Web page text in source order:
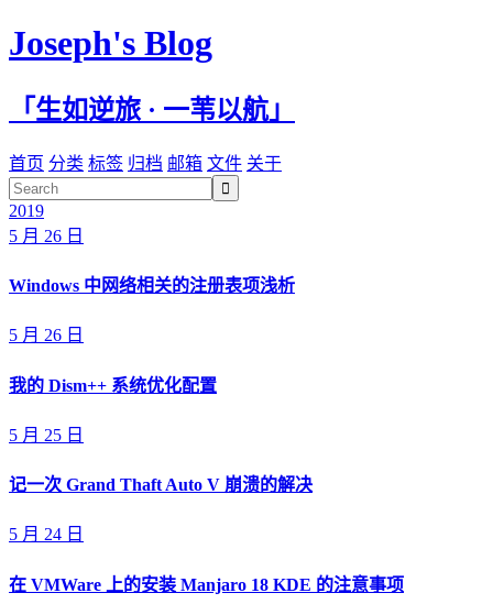
Joseph's Blog
「生如逆旅 · 一苇以航」
首页 分类 标签 归档 邮箱 文件 关于

2019
5 月 26 日
Windows 中网络相关的注册表项浅析
5 月 26 日
我的 Dism++ 系统优化配置
5 月 25 日
记一次 Grand Thaft Auto V 崩溃的解决
5 月 24 日
在 VMWare 上的安装 Manjaro 18 KDE 的注意事项